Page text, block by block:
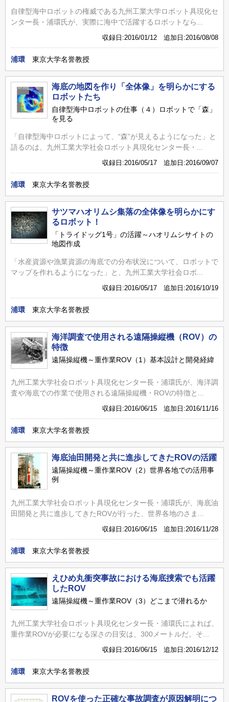
自律型海中ロボットの権威である九州工業大学ロボット具現化セ
ンター長・浦環氏が、実際に海中で活躍するロボットなら...
収録日:2016/01/12 追加日:2016/08/08
浦環 東京大学名誉教授
海底の地図を作り「全体像」を明らかにする
ロボットたち
自律型海中ロボットの仕事（４）ロボットで「森」
を見る
「自律型海中ロボットによって、“森”が見えるようになった」と
語るのは、九州工業大学社会ロボット具現化センター長・...
収録日:2016/05/17 追加日:2016/09/07
浦環 東京大学名誉教授
サツマハオリムシ集落の全体像を明らかにす
るロボット！
「トライドッグ1号」の活躍～ハオリムシサイトの
地図作成
「水産資源や漁業資源の海底での分布状況について、ロボットで
マップを作れるようになった」と、九州工業大学社会ロボ...
収録日:2016/05/17 追加日:2016/10/19
浦環 東京大学名誉教授
海洋調査で使用される遠隔操縦機（ROV）の
特徴
遠隔操縦機～重作業ROV（1）基本設計と開発経緯
九州工業大学社会ロボット具現化センター長・浦環氏が、海洋調
査や海底での作業で使用される遠隔操縦機・ROVの特徴と...
収録日:2016/06/15 追加日:2016/11/16
浦環 東京大学名誉教授
海底油田開発と共に進歩してきたROVの活躍
遠隔操縦機～重作業ROV（2）世界各地での活用事
例
九州工業大学社会ロボット具現化センター長・浦環氏が、海底油
田開発と共に進歩してきたROVが行った、世界各地のさま...
収録日:2016/06/15 追加日:2016/11/28
浦環 東京大学名誉教授
えひめ丸衝突事故における海底捜索でも活躍
したROV
遠隔操縦機～重作業ROV（3）どこまで潜れるか
九州工業大学社会ロボット具現化センター長・浦環氏によれば、
重作業ROVが必要になる深さの目安は、300メートルだ。そ...
収録日:2016/06/15 追加日:2016/12/12
浦環 東京大学名誉教授
ROVを使った正確な事故調査が原因解明につ